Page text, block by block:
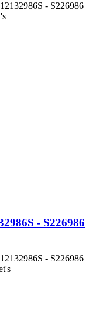
- S226986
- S226986
- S226986